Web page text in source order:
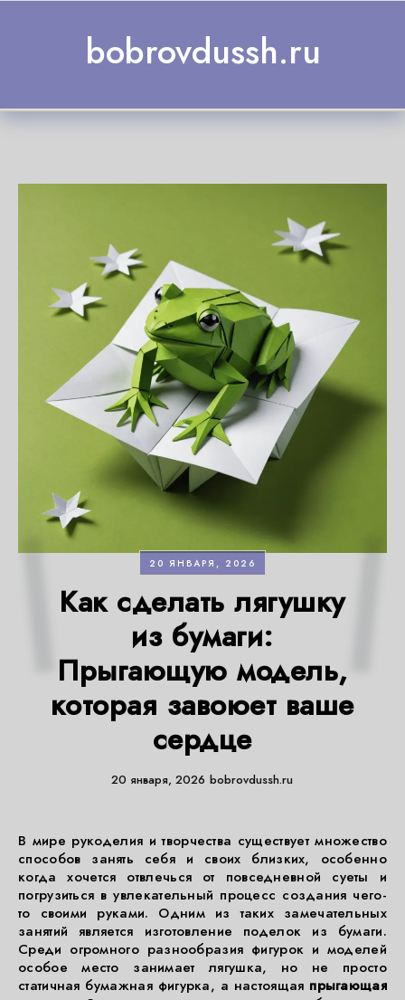
bobrovdussh.ru
20 ЯНВАРЯ, 2026
Как сделать лягушку
из бумаги:
Прыгающую модель,
которая завоюет ваше
сердце
20 января, 2026 bobrovdussh.ru
В мире рукоделия и творчества существует множество
способов занять себя и своих близких, особенно
когда хочется отвлечься от повседневной суеты и
погрузиться в увлекательный процесс создания чего-
то своими руками. Одним из таких замечательных
занятий является изготовление поделок из бумаги.
Среди огромного разнообразия фигурок и моделей
особое место занимает лягушка, но не просто
статичная бумажная фигурка, а настоящая прыгающая